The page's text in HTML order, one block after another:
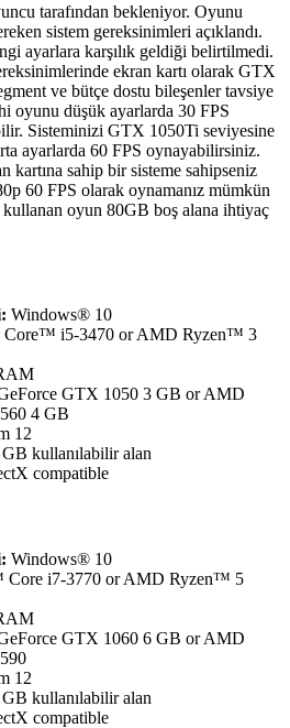
tarafından bekleniyor. Oyunu
sistem gereksinimleri açıklandı.
ayarlara karşılık geldiği belirtilmedi.
ekran kartı olarak GTX
ve bütçe dostu bileşenler tavsiye
oyunu düşük ayarlarda 30 FPS
Sisteminizi GTX 1050Ti seviyesine
ayarlarda 60 FPS oynayabilirsiniz.
kartına sahip bir sisteme sahipseniz
60 FPS olarak oynamanız mümkün
oyun 80GB boş alana ihtiyaç
Windows® 10
i5-3470 or AMD Ryzen™ 3
GTX 1050 3 GB or AMD
4 GB
12
kullanılabilir alan
compatible
Windows® 10
i7-3770 or AMD Ryzen™ 5
GTX 1060 6 GB or AMD
12
kullanılabilir alan
compatible